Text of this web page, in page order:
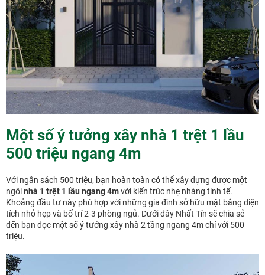
Một số ý tưởng xây nhà 1 trệt 1 lầu
500 triệu ngang 4m
Với ngân sách 500 triệu, bạn hoàn toàn có thể xây dựng được một
ngôinhà 1 trệt 1 lầu ngang 4mvới kiến trúc nhẹ nhàng tinh tế.
Khoảng đầu tư này phù hợp với những gia đình sở hữu mặt bằng diện
tích nhỏ hẹp và bố trí 2-3 phòng ngủ. Dưới đây Nhất Tín sẽ chia sẻ
đến bạn đọc một số ý tưởng xây nhà 2 tầng ngang 4m chỉ với 500
triệu.